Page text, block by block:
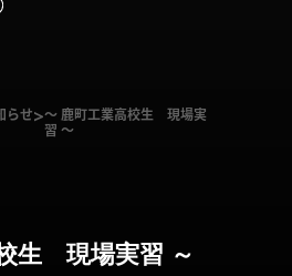
らせ>～ 鹿町工業高校生 現場実
習 ～
生 現場実習 ～